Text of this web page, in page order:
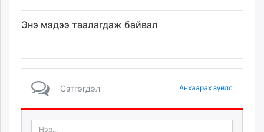
Энэ мэдээ таалагдаж байвал
Сэтгэгдэл Анхаарах зүйлс